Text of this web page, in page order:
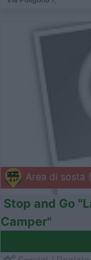
Area di sosta
Stop and Go
Camper"